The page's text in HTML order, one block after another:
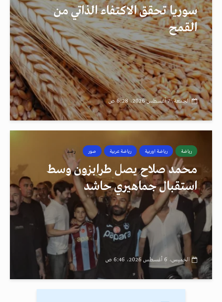
سوريا تحقق الاكتفاء الذاتي من
القمح
الجمعة، 7 أغسطس 2026، 6:28 ص
رياضة رياضة اوربية رياضة عربية صور رصد
محمد صلاح يصل طرابزون وسط
استقبال جماهيري حاشد
الخميس، 6 أغسطس 2026، 6:46 ص